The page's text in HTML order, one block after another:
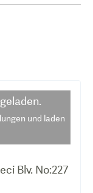
und laden
Blv. No:227